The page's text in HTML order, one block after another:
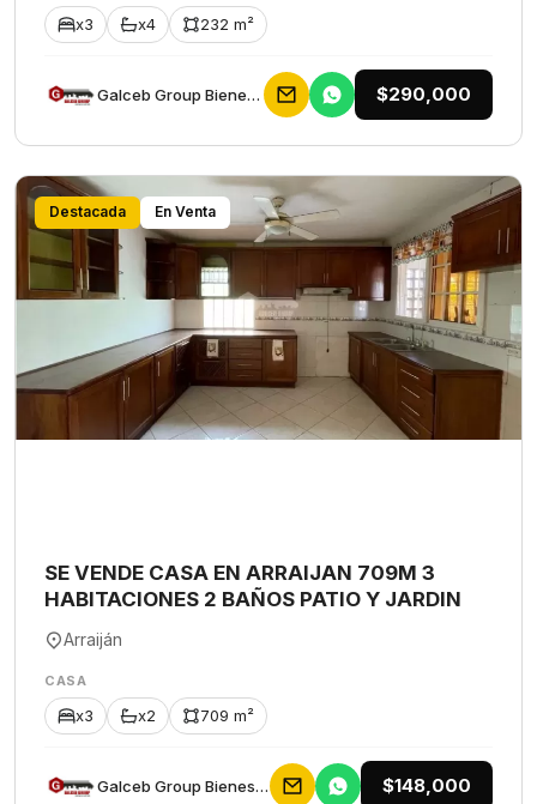
x3 x4 232 m²
Galceb Group Bienes Raices $290,000
Destacada En Venta
SE VENDE CASA EN ARRAIJAN 709M 3
HABITACIONES 2 BAÑOS PATIO Y JARDIN
Arraiján
CASA
x3 x2 709 m²
Galceb Group Bienes Raices $148,000